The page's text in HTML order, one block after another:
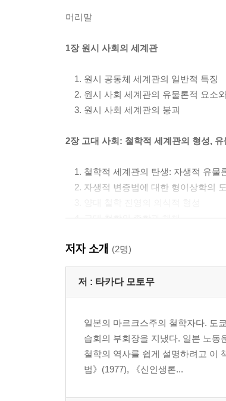
머리말
1장 원시 사회의 세계관
1. 원시 공동체 세계관의 일반적 특징
2. 원시 사회 세계관의 유물론적 요소
3. 원시 사회 세계관의 붕괴
2장 고대 사회: 철학적 세계관의 형성,
1. 철학적 세계관의 탄생: 자생적 유물
2. 자생적 변증법에 대한 형이상학의
4. 고대 철학의 종합과 해체
3장 봉건 사회와 그 해체기의 유물론과
3. 중세 말의 신비주의와 대중 운동
4. 르네상스 시대의 자연철학
5. 유물론적 요소의 전진
저자 소개 (2명)
저 : 타카다 모토무
일본의 마르크스주의 철학자다. 도
습회의 부회장을 지냈다. 일본 노동
철학의 역사를 쉽게 설명하려고 이
법》(1977), 《신인생론...